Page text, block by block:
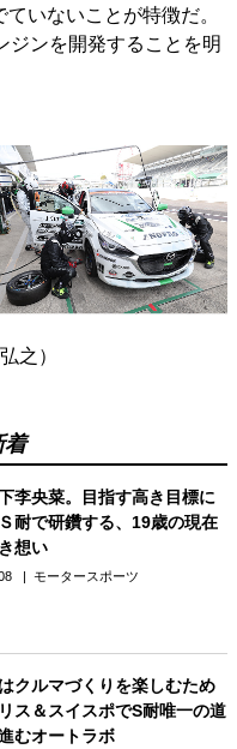
いないことが特徴だ。
ジンを開発することを明
之）
着
李央菜。目指す高き目標に
耐で研鑽する、19歳の現在
想い
モータースポーツ
クルマづくりを楽しむため
ス＆スイスポでS耐唯一の道
むオートラボ